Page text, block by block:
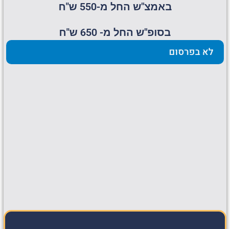
באמצ"ש החל מ-550 ש"ח
בסופ"ש החל מ- 650 ש"ח
לא בפרסום